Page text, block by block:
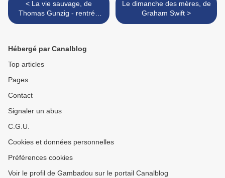
< La vie sauvage, de
Thomas Gunzig - rentrée
littéraire
Le dimanche des mères, de
Graham Swift >
Hébergé par Canalblog
Top articles
Pages
Contact
Signaler un abus
C.G.U.
Cookies et données personnelles
Préférences cookies
Voir le profil de Gambadou sur le portail Canalblog